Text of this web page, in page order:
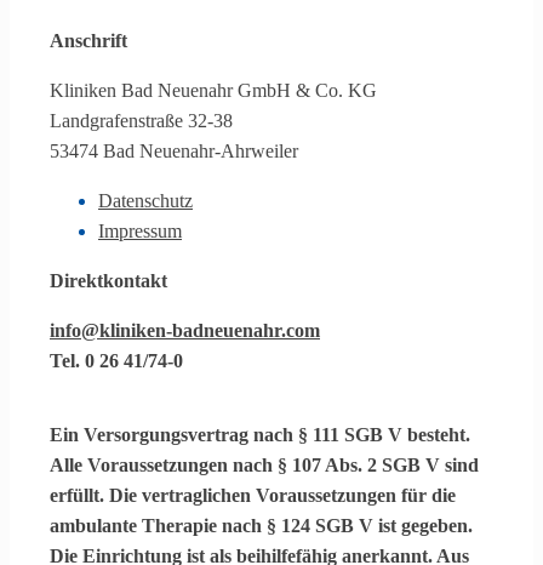
Anschrift
Kliniken Bad Neuenahr GmbH & Co. KG
Landgrafenstraße 32-38
53474 Bad Neuenahr-Ahrweiler
Datenschutz
Impressum
Direktkontakt
info@kliniken-badneuenahr.com
Tel. 0 26 41/74-0
Ein Versorgungsvertrag nach § 111 SGB V besteht.
Alle Voraussetzungen nach § 107 Abs. 2 SGB V sind
erfüllt. Die vertraglichen Voraussetzungen für die
ambulante Therapie nach § 124 SGB V ist gegeben.
Die Einrichtung ist als beihilfefähig anerkannt. Aus